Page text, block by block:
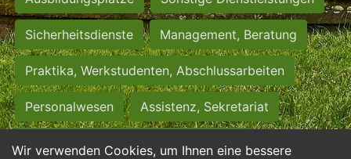
Wir verwenden Cookies, um Ihnen eine bessere
Sicherheitsdienste Management, Beratung
Praktika, Werkstudenten, Abschlussarbeiten
Personalwesen Assistenz, Sekretariat
Hilfskräfte, Aushilfs- und Nebenjobs